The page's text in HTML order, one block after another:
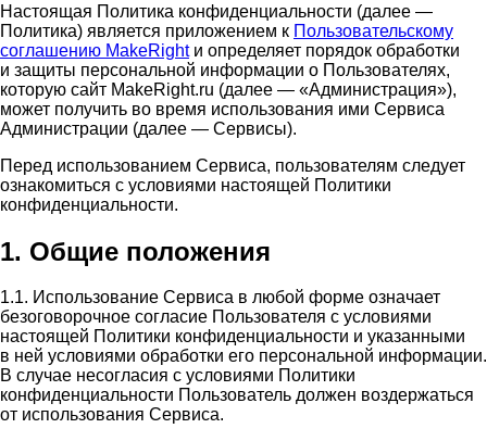
Настоящая Политика конфиденциальности (далее —
Политика) является приложением к Пользовательскому
соглашению MakeRightи определяет порядок обработки
и защиты персональной информации о Пользователях,
которую сайт MakeRight.ru (далее — «Администрация»),
может получить во время использования ими Cервиса
Администрации (далее — Сервисы).
Перед использованием Сервиса, пользователям следует
ознакомиться с условиями настоящей Политики
конфиденциальности.
1. Общие положения
1.1. Использование Сервиса в любой форме означает
безоговорочное согласие Пользователя с условиями
настоящей Политики конфиденциальности и указанными
в ней условиями обработки его персональной информации.
В случае несогласия с условиями Политики
конфиденциальности Пользователь должен воздержаться
от использования Сервиса.